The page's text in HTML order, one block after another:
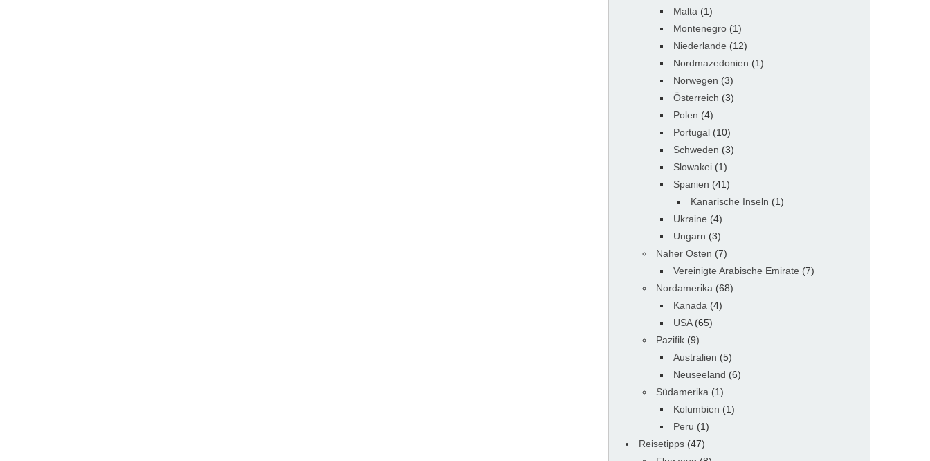
Malta (1)
Montenegro (1)
Niederlande (12)
Nordmazedonien (1)
Norwegen (3)
Österreich (3)
Polen (4)
Portugal (10)
Schweden (3)
Slowakei (1)
Spanien (41)
Kanarische Inseln (1)
Ukraine (4)
Ungarn (3)
Naher Osten (7)
Vereinigte Arabische Emirate (7)
Nordamerika (68)
Kanada (4)
USA(65)
Pazifik (9)
Australien (5)
Neuseeland (6)
Südamerika (1)
Kolumbien (1)
Peru (1)
Reisetipps (47)